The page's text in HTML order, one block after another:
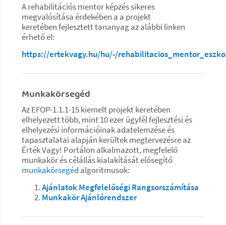
A rehabilitációs mentor képzés sikeres
megvalósítása érdekében a a projekt
keretében fejlesztett tananyag az alábbi linken
érhető el:
https://ertekvagy.hu/hu/-/
Munkakörsegéd
Az EFOP-1.1.1-15 kiemelt projekt keretében
elhelyezett több, mint 10 ezer ügyfél fejlesztési és
elhelyezési információinak adatelemzése és
tapasztalatai alapján kerültek megtervezésre az
Érték Vagy! Portálon alkalmazott, megfelelő
munkakör és célállás kialakítását elősegítő
munkakörsegéd algoritmusok:
Ajánlatok Megfelelőségi Rangsorszámítása
Munkakör Ajánlórendszer